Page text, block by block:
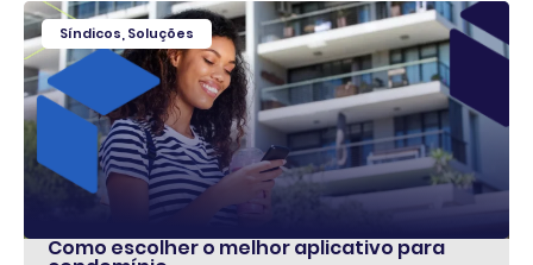
Síndicos Soluções
Como escolher o melhor aplicativo para